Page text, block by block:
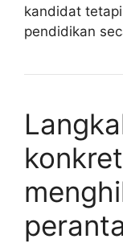
kandidat
pendidikan